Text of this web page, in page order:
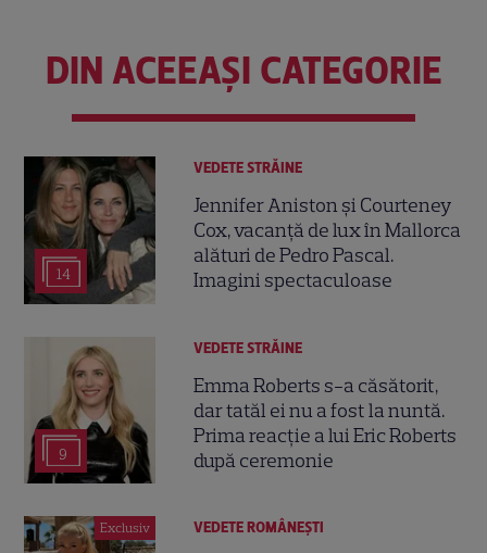
DIN ACEEAȘI CATEGORIE
14
VEDETE STRĂINE
Jennifer Aniston și Courteney
Cox, vacanță de lux în Mallorca
alături de Pedro Pascal.
Imagini spectaculoase
9
VEDETE STRĂINE
Emma Roberts s-a căsătorit,
dar tatăl ei nu a fost la nuntă.
Prima reacție a lui Eric Roberts
după ceremonie
Exclusiv VEDETE ROMÂNEŞTI